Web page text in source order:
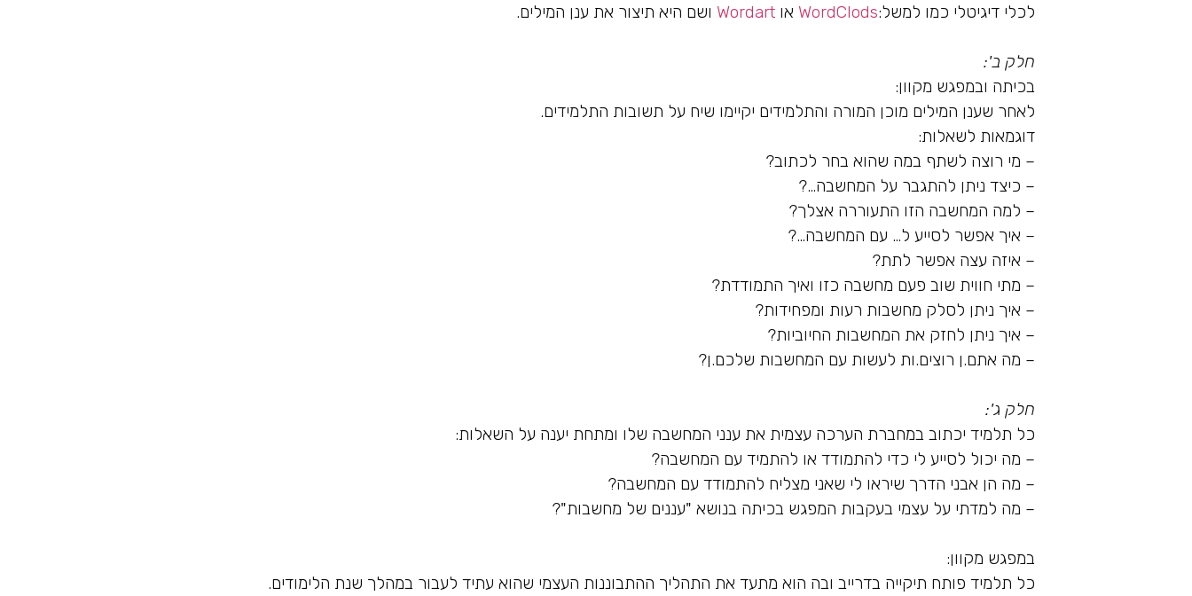
לכלי דיגיטלי כמו למשל:WordClods או Wordart ושם היא תיצור את ענן המילים.
חלק ב':
בכיתה ובמפגש מקוון:
לאחר שענן המילים מוכן המורה והתלמידים יקיימו שיח על תשובות התלמידים.
דוגמאות לשאלות:
– מי רוצה לשתף במה שהוא בחר לכתוב?
– כיצד ניתן להתגבר על המחשבה…?
– למה המחשבה הזו התעוררה אצלך?
– איך אפשר לסייע ל… עם המחשבה…?
– איזה עצה אפשר לתת?
– מתי חווית שוב פעם מחשבה כזו ואיך התמודדת?
– איך ניתן לסלק מחשבות רעות ומפחידות?
– איך ניתן לחזק את המחשבות החיוביות?
– מה אתם.ן רוצים.ות לעשות עם המחשבות שלכם.ן?
חלק ג':
כל תלמיד יכתוב במחברת הערכה עצמית את ענני המחשבה שלו ומתחת יענה על השאלות:
– מה יכול לסייע לי כדי להתמודד או להתמיד עם המחשבה?
– מה הן אבני הדרך שיראו לי שאני מצליח להתמודד עם המחשבה?
– מה למדתי על עצמי בעקבות המפגש בכיתה בנושא "עננים של מחשבות"?
במפגש מקוון:
כל תלמיד פותח תיקייה בדרייב ובה הוא מתעד את התהליך ההתבוננות העצמי שהוא עתיד לעבור במהלך שנת הלימודים.